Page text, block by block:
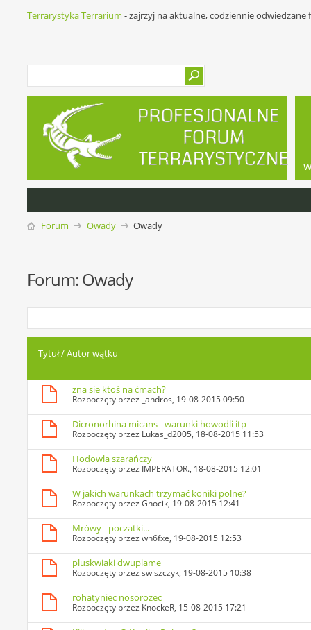
Terrarystyka Terrarium - zajrzyj na aktualne, codziennie
Forum Owady Owady
Forum:Owady
Tytuł/Autor wątku
zna sie ktoś na ćmach?
Rozpoczęty przez _andros, 19-08-2015 09:50
Dicronorhina micans - warunki howodli itp
Rozpoczęty przez Lukas_d2005, 18-08-2015 11:53
Hodowla szarańczy
Rozpoczęty przez IMPERATOR., 18-08-2015 12:01
W jakich warunkach trzymać koniki polne?
Rozpoczęty przezGnocik, 19-08-2015 12:41
Mrówy - poczatki...
Rozpoczęty przezwh6fxe, 19-08-2015 12:53
pluskwiaki dwuplame
Rozpoczęty przezswiszczyk, 19-08-2015 10:38
rohatyniec nosorożec
Rozpoczęty przez KnockeR, 15-08-2015 17:21